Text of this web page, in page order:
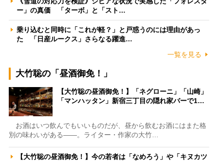
ー」の真価 「ターボ」と「スト…
乗り込むと同時に「これが軽？」と戸惑うのには理由があっ
た 「日産ルークス」さらなる躍進…
一覧を見る
大竹聡の「昼酒御免！」
【大竹聡の昼酒御免！】「ネグローニ」「山崎」
「マンハッタン」新宿三丁目の隠れ家バーで1…
お酒はいつ飲んでもいいものだが、昼から飲むお酒にはまた格
別の味わいがある――。ライター・作家の大竹…
【大竹聡の昼酒御免！】今の若者は「なめろう」や「キヌカツ